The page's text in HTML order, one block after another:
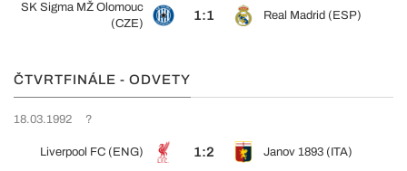
SK Sigma MŽ Olomouc
(CZE)
1:1 Real Madrid (ESP)
ČTVRTFINÁLE - ODVETY
18.03.1992 ?
Liverpool FC (ENG) 1:2 Janov 1893 (ITA)